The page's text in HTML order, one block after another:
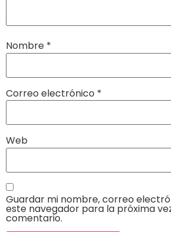
Nombre *
Correo electrónico *
Web
Guardar mi nombre, correo
este navegador para la próxima
comentario.